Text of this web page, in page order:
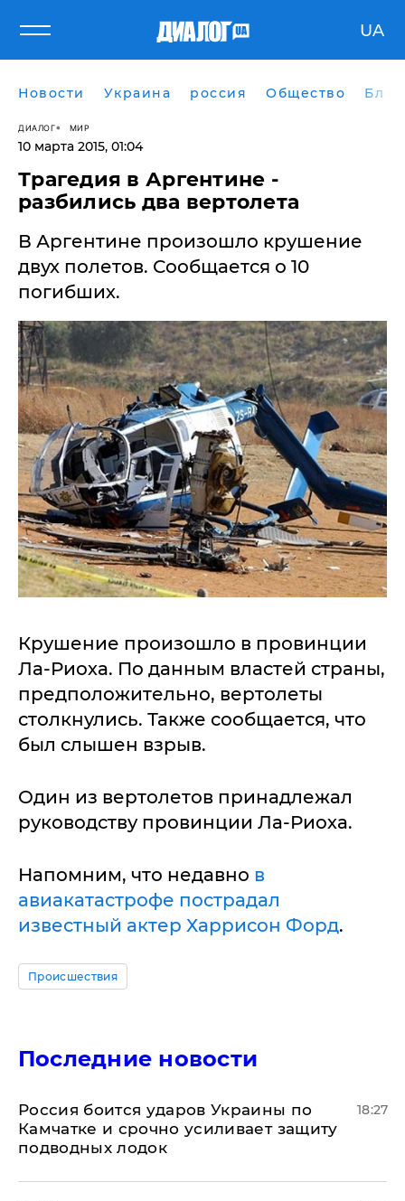
UA
Новости Украина россия Общество
ДИАЛОГ МИР
10 марта 2015, 01:04
Трагедия в Аргентине -
разбились два вертолета
В Аргентине произошло крушение
двух полетов. Сообщается о 10
погибших.
Крушение произошло в провинции
Ла-Риоха. По данным властей страны,
предположительно, вертолеты
столкнулись. Также сообщается, что
был слышен взрыв.
Один из вертолетов принадлежал
руководству провинции Ла-Риоха.
Напомним, что недавно в
авиакатастрофе пострадал
известный актер Харрисон Форд.
Происшествия
Последние новости
Россия боится ударов Украины по
Камчатке и срочно усиливает защиту
подводных лодок
18:27